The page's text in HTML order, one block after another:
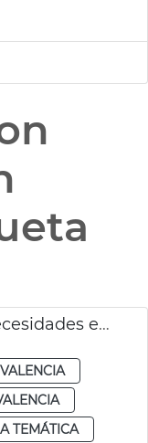
Formación Policía Local necesidades especiales
VALENCIA
TEMÁTICA